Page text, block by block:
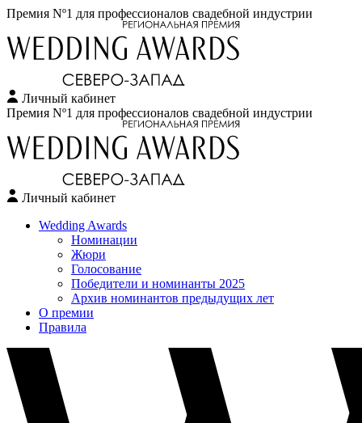
Премия Nº1 для профессионалов свадебной индустрии
Личный кабинет
Перейти
содержимому
Премия Nº1 для профессионалов свадебной индустрии
Личный кабинет
Wedding Awards
Номинации
Жюри
Голосование
Победители и номинанты 2025
Архив номинантов предыдущих лет
О премии
Правила